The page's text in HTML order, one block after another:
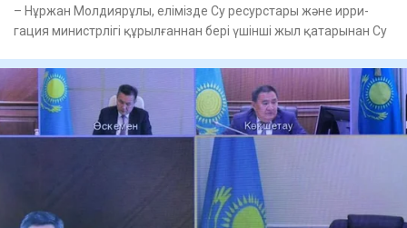
– Нұржан Молдиярұлы, елі­мізде Су ресурстары және ир­ри­
гация министрлігі құрыл­ған­нан бері үшінші жыл қатарынан Су